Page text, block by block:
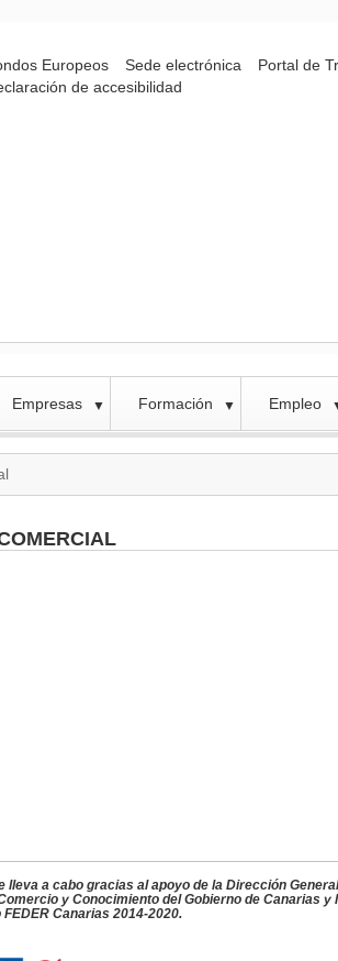
Europeos Sede electrónica
Portal de
de accesibilidad
Empresas ▼ Formación ▼ Empleo
a cabo gracias al apoyo de la Dirección
y Conocimiento del Gobierno de Canarias y
Canarias 2014-2020.